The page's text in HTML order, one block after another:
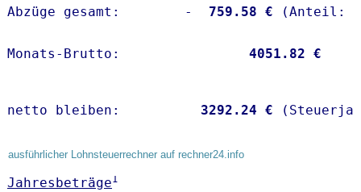
Abzüge gesamt:        -
  759.58 €
Monats-Brutto: 4051.82 €
netto bleiben: 3292.24 €
ausführlicher Lohnsteuerrechner auf rechner24.info
Jahresbeträge1